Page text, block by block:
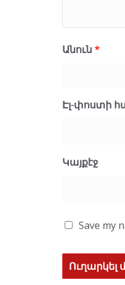
Անուն*
Էլ-փոստի
Կայքէջ
Save my